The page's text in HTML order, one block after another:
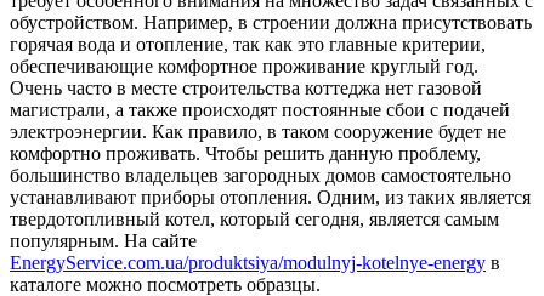
обустройством. Например, в строении должна присутствовать
горячая вода и отопление, так как это главные критерии,
обеспечивающие комфортное проживание круглый год.
Очень часто в месте строительства коттеджа нет газовой
магистрали, а также происходят постоянные сбои с подачей
электроэнергии. Как правило, в таком сооружение будет не
комфортно проживать. Чтобы решить данную проблему,
большинство владельцев загородных домов самостоятельно
устанавливают приборы отопления. Одним, из таких является
твердотопливный котел, который сегодня, является самым
популярным. На сайте
EnergyService.com.ua/produktsiya/modulnyj-kotelnye-energy в
каталоге можно посмотреть образцы.